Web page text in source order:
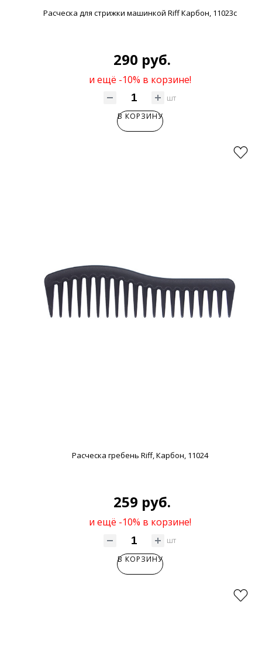
Расческа для стрижки машинкой Riff Карбон, 11023с
290 руб.
и ещё -10% в корзине!
шт
В КОРЗИНУ
Расческа гребень Riff, Карбон, 11024
259 руб.
и ещё -10% в корзине!
шт
В КОРЗИНУ